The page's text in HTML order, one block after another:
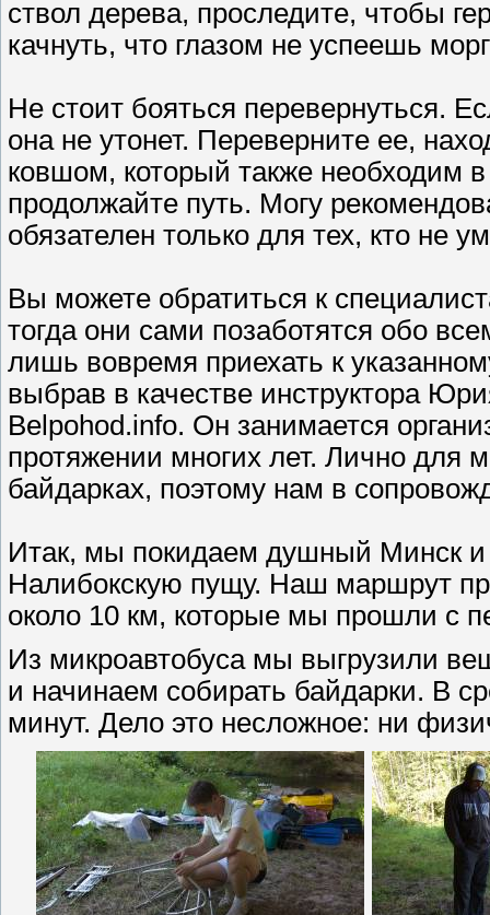
ствол дерева, проследите, чтобы
качнуть, что глазом не успеешь
Не стоит бояться перевернуться.
она не утонет. Переверните ее,
ковшом, который также необходим в
продолжайте путь. Могу
обязателен только для тех, кто не
Вы можете обратиться к
тогда они сами позаботятся обо
лишь вовремя приехать к
выбрав в качестве инструктора
Вelpohod.info. Он занимается
протяжении многих лет. Лично для
байдарках, поэтому нам в
Итак, мы покидаем душный Минск и
Налибокскую пущу. Наш маршрут
около 10 км, которые мы прошли с
Из микроавтобуса мы выгрузили
и начинаем собирать байдарки. В
минут. Дело это несложное: ни